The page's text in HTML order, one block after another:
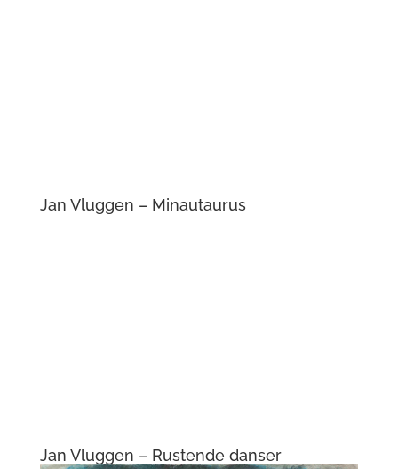
Jan Vluggen – Iris